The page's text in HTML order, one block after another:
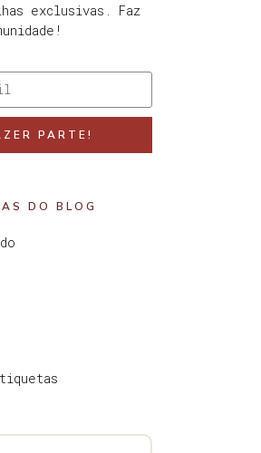
exclusivas. Faz
PARTE!
DO BLOG